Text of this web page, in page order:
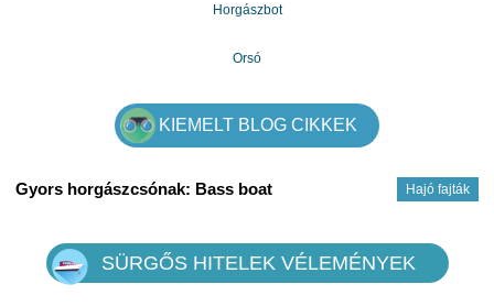
Horgászbot
Orsó
KIEMELT BLOG CIKKEK
Hajó fajták
Gyors horgászcsónak: Bass boat
SÜRGŐS HITELEK VÉLEMÉNYEK